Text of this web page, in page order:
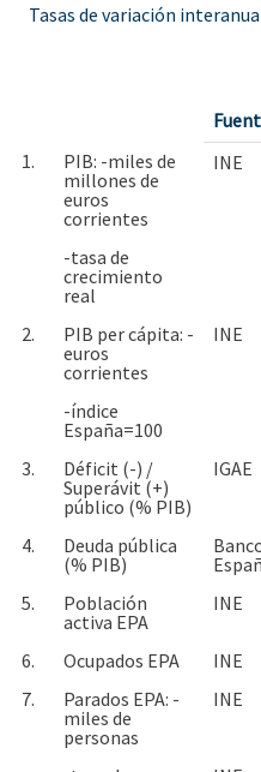
Tasas de variación
1.
PIB: -miles de
millones de
euros
corrientes
INE
-tasa de
crecimiento
real
2.
PIB per cápita: -
euros
corrientes
INE
-índice
España=100
3.
Déficit (-) /
Superávit (+)
público (% PIB)
IGAE
4.
Deuda pública
(% PIB)
5.
Población
activa EPA
INE
6. Ocupados EPA INE
7.
Parados EPA: -
miles de
personas
INE